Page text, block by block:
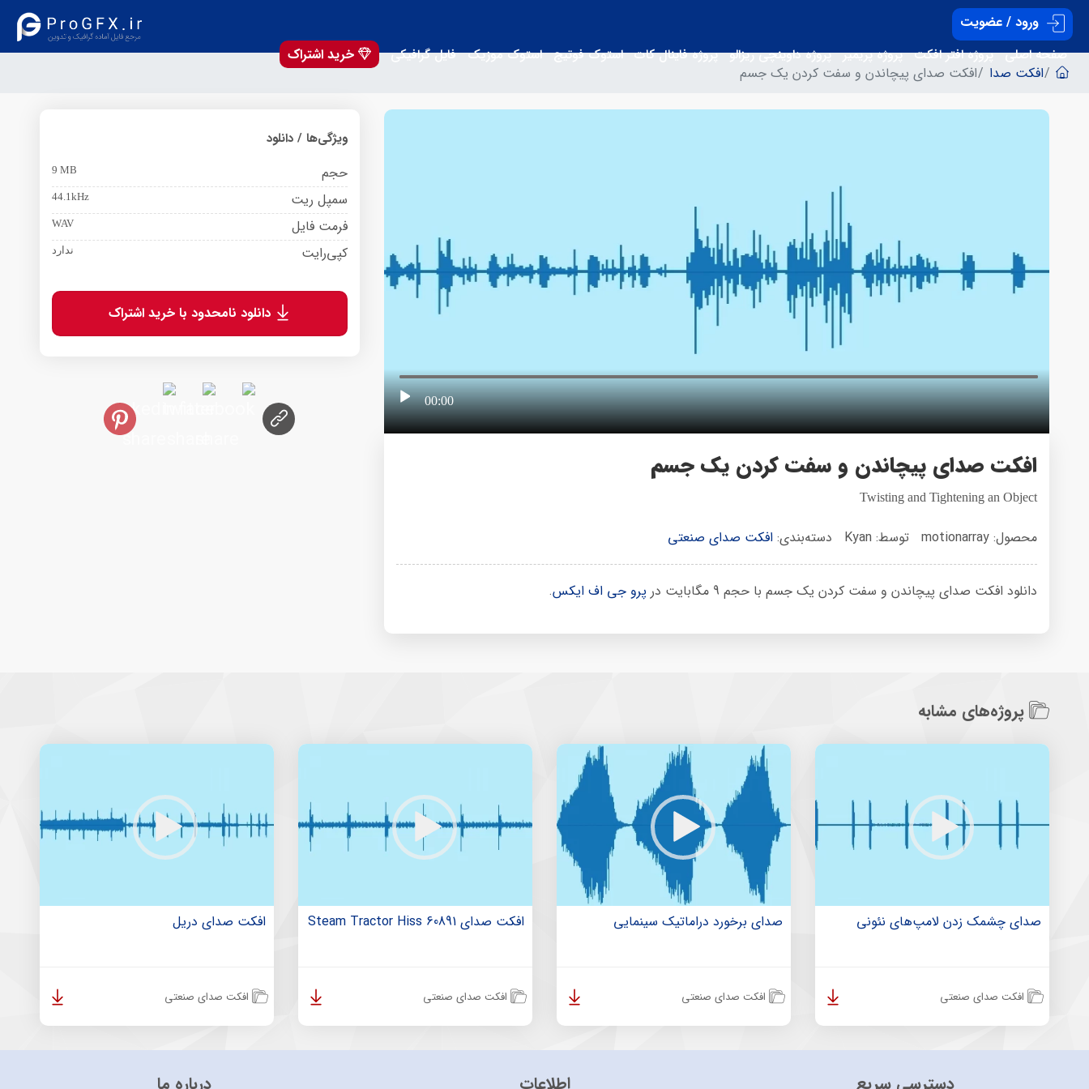
ورود / عضویت
صفحه اصلی پروژه افتر افکت پروژه پریمیر پروژه داوینچی ریزالو پروژه فاینال کات استوک فوتیج استوک موزیک فایل گرافیکی
خرید اشتراک
افکت صدا
افکت صدای پیچاندن و سفت کردن یک جسم
00:00
افکت صدای پیچاندن و سفت کردن یک جسم
Twisting and Tightening an Object
محصول: motionarray توسط: Kyan دسته‌بندی: افکت صدای صنعتی
دانلود افکت صدای پیچاندن و سفت کردن یک جسم با حجم 9 مگابایت در پرو جی اف ایکس.
ویژگی‌ها / دانلود
حجم 9 MB
سمپل ریت 44.1kHz
فرمت فایل WAV
کپی‌رایت ندارد
دانلود نامحدود با خرید اشتراک
پروژه‌های مشابه
صدای چشمک زدن لامپ‌های نئونی
افکت صدای صنعتی
صدای برخورد دراماتیک سینمایی
افکت صدای صنعتی
افکت صدای Steam Tractor Hiss 60891
افکت صدای صنعتی
افکت صدای دریل
افکت صدای صنعتی
دسترسی سریع اطلاعات درباره ما